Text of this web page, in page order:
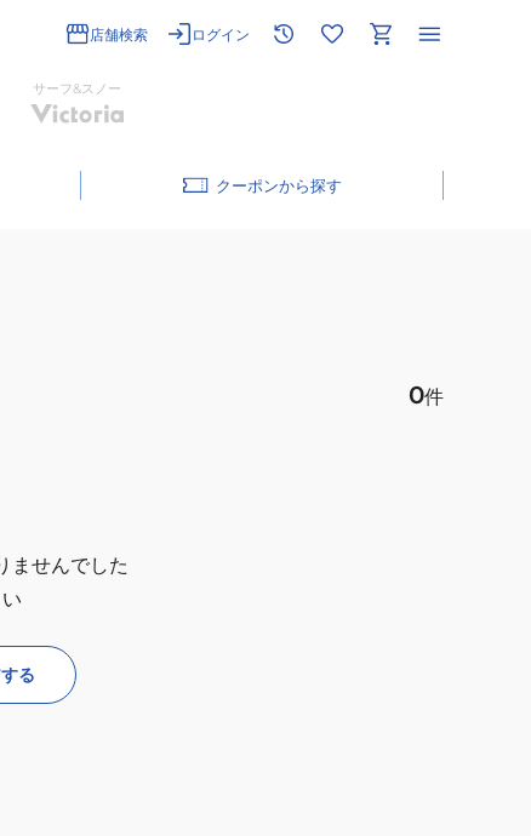
店舗検索 ログイン
サーフ&スノー
クーポン
0件
ませんでした
る